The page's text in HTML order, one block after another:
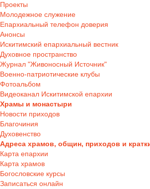
Проекты
Молодежное служение
Епархиальный телефон доверия
Анонсы
Искитимский епархиальный вестник
Духовное пространство
Журнал "Живоносный Источник"
Военно-патриотические клубы
Фотоальбом
Видеоканал Искитимской епархии
Храмы и монастыри
Новости приходов
Благочиния
Духовенство
Адреса храмов, общин, приходов и
Карта епархии
Карта храмов
Богословские курсы
Записаться онлайн